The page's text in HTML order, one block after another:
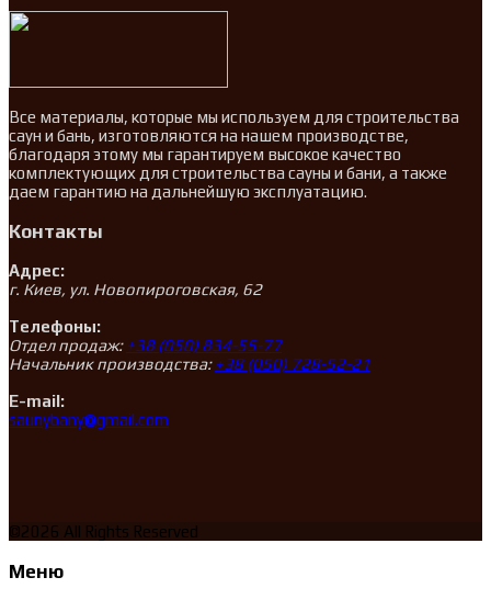
Все материалы, которые мы используем для строительства
саун и бань, изготовляются на нашем производстве,
благодаря этому мы гарантируем высокое качество
комплектующих для строительства сауны и бани, а также
даем гарантию на дальнейшую эксплуатацию.
Контакты
Адрес:
г. Киев, ул. Новопироговская, 62
Телефоны:
Отдел продаж: +38 (050) 834-55-77
Начальник производства: +38 (050) 728-52-21
E-mail:
saunybany@gmail.com
©2026 All Rights Reserved
Меню